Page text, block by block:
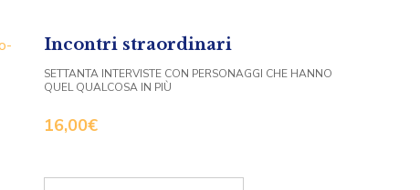
Incontri straordinari
16,00€
SETTANTA INTERVISTE CON PERSONAGGI CHE HANNO
QUEL QUALCOSA IN PIÙ